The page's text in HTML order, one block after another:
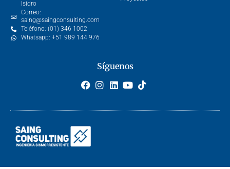
Isidro
Correo:
saing@saingconsulting.com
Teléfono: (01) 346 1002
Whatsapp: +51 989 144 976
Síguenos